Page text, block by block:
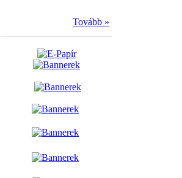
Tovább »